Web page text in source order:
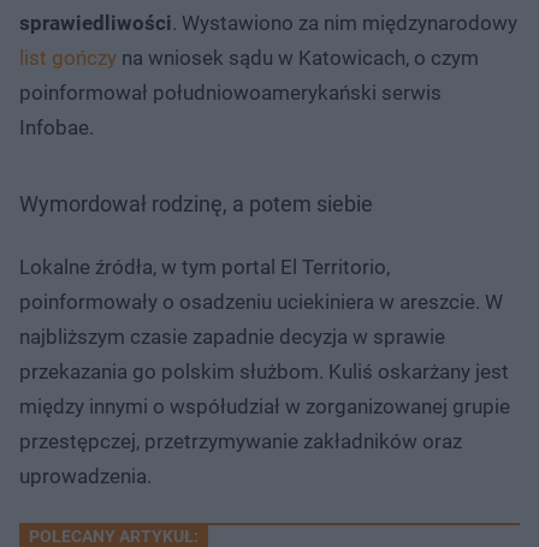
sprawiedliwości. Wystawiono za nim międzynarodowy
list gończy na wniosek sądu w Katowicach, o czym
poinformował południowoamerykański serwis
Infobae.
Wymordował rodzinę, a potem siebie
Lokalne źródła, w tym portal El Territorio,
poinformowały o osadzeniu uciekiniera w areszcie. W
najbliższym czasie zapadnie decyzja w sprawie
przekazania go polskim służbom. Kuliś oskarżany jest
między innymi o współudział w zorganizowanej grupie
przestępczej, przetrzymywanie zakładników oraz
uprowadzenia.
POLECANY ARTYKUŁ: